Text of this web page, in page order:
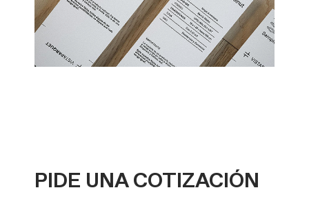
PIDE UNA COTIZACIÓN